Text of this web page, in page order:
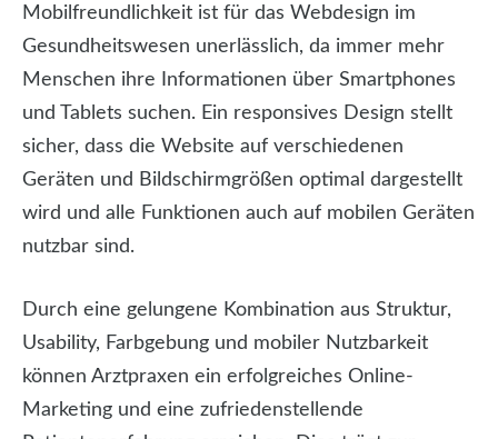
Mobilfreundlichkeit ist für das Webdesign im
Gesundheitswesen unerlässlich, da immer mehr
Menschen ihre Informationen über Smartphones
und Tablets suchen. Ein responsives Design stellt
sicher, dass die Website auf verschiedenen
Geräten und Bildschirmgrößen optimal dargestellt
wird und alle Funktionen auch auf mobilen Geräten
nutzbar sind.
Durch eine gelungene Kombination aus Struktur,
Usability, Farbgebung und mobiler Nutzbarkeit
können Arztpraxen ein erfolgreiches Online-
Marketing und eine zufriedenstellende